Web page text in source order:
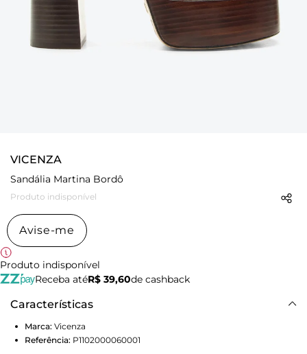
VICENZA
Sandália Martina Bordô
Produto indisponível
Avise-me
Produto indisponível
Receba atéR$ 39,60de cashback
Características
Marca: Vicenza
Referência: P1102000060001